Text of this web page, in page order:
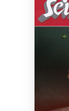
Naujienos